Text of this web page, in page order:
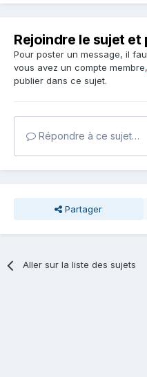
Rejoindre le sujet
Pour poster un message, il
vous avez un compte membre,
publier dans ce sujet.
Répondre à ce sujet…
Partager
Aller sur la liste des sujets